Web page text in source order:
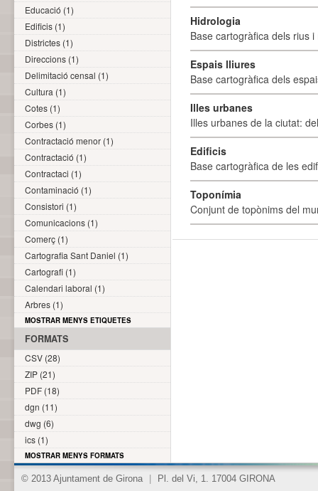
Hidrologia
Base cartogràfica dels rius
Espais lliures
Base cartogràfica dels
Illes urbanes
Illes urbanes de la ciutat:
Edificis
Base cartogràfica de les
Toponímia
Conjunt de topònims del
Educació (1)
Edificis (1)
Districtes (1)
Direccions (1)
Delimitació censal (1)
Cultura (1)
Cotes (1)
Corbes (1)
Contractació menor (1)
Contractació (1)
Contractaci (1)
Contaminació (1)
Consistori (1)
Comunicacions (1)
Comerç (1)
Cartografia Sant Daniel (1)
Cartografi (1)
Calendari laboral (1)
Arbres (1)
MOSTRAR MENYS ETIQUETES
FORMATS
CSV (28)
ZIP (21)
PDF (18)
dgn (11)
dwg (6)
ics (1)
MOSTRAR MENYS FORMATS
© 2013 Ajuntament de Girona Pl. del Vi, 1. 17004 GIRONA